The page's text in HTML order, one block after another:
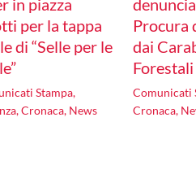
per la tappa
di “Selle per le
Stampa,
,Cronaca, News
Procura
dai
Forestali
Comunicati
Cronaca,